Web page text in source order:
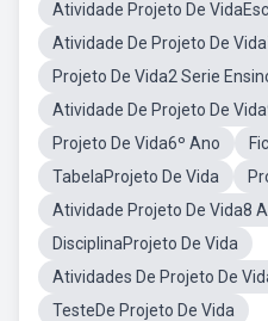
Atividade Projeto De
Atividade De Projeto De
Projeto De Vida2 Serie
Atividade De Projeto De
Projeto De Vida6º Ano
TabelaProjeto De Vida
Atividade Projeto De Vida8
DisciplinaProjeto De Vida
Atividades De Projeto De
TesteDe Projeto De Vida